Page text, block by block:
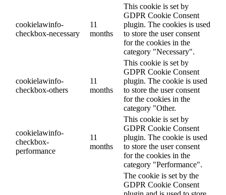
cookielawinfo-
checkbox-necessary
11
months
This cookie is set by
GDPR Cookie Consent
plugin. The cookies is used
to store the user consent
for the cookies in the
category "Necessary".
cookielawinfo-
checkbox-others
11
months
This cookie is set by
GDPR Cookie Consent
plugin. The cookie is used
to store the user consent
for the cookies in the
category "Other.
cookielawinfo-
checkbox-
performance
11
months
This cookie is set by
GDPR Cookie Consent
plugin. The cookie is used
to store the user consent
for the cookies in the
category "Performance".
The cookie is set by the
GDPR Cookie Consent